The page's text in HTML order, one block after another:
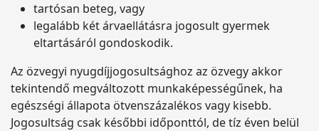
tartósan beteg, vagy
legalább két árvaellátásra jogosult gyermek
eltartásáról gondoskodik.
Az özvegyi nyugdíjjogosultsághoz az özvegy akkor
tekintendő megváltozott munkaképességűnek, ha
egészségi állapota ötvenszázalékos vagy kisebb.
Jogosultság csak későbbi időponttól, de tíz éven belül